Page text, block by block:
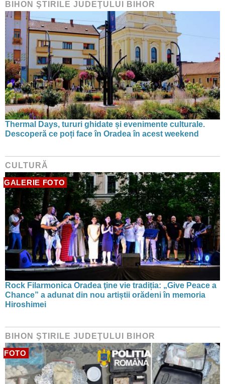
BIHON ŞTIRILE JUDEŢULUI BIHOR
Thermal Days, tururi ghidate și evenimente culturale.
Descoperă ce poți face în Oradea în acest weekend
CULTURĂ
GALERIE FOTO
Rock Filarmonica Oradea ţine vie tradiția: „Give Peace a
Chance” a adunat din nou artiștii orădeni în memoria
Hiroshimei
BIHON ŞTIRILE JUDEŢULUI BIHOR
FOTO